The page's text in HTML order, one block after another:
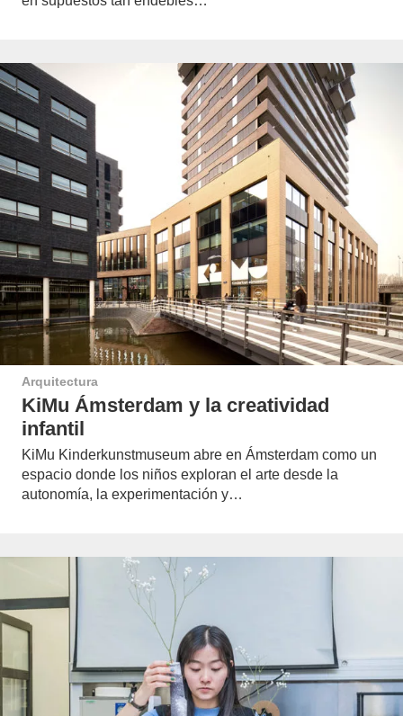
Arquitectura
KiMu Ámsterdam y la creatividad
infantil
KiMu Kinderkunstmuseum abre en Ámsterdam como un
espacio donde los niños exploran el arte desde la
autonomía, la experimentación y…